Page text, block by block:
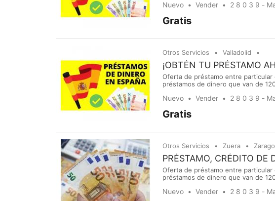
reactivar sus actividades, más
Nuevo Vender 2 8 0 3 9 -
Gratis
Otros Servicios Valladolid
¡OBTÉN TU PRÉSTAMO
Oferta de préstamo entre
préstamos de dinero que van de
reactivar sus actividades, más
Nuevo Vender 2 8 0 3 9 -
Gratis
Otros Servicios Zuera
PRÉSTAMO, CRÉDITO DE
Oferta de préstamo entre
préstamos de dinero que van de
reactivar sus actividades, más
Nuevo Vender 2 8 0 3 9 -